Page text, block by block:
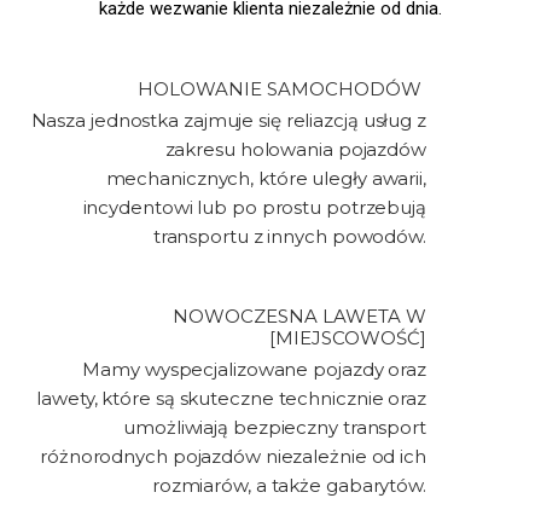
każde wezwanie klienta niezależnie od dnia.
HOLOWANIE SAMOCHODÓW ​
Nasza jednostka zajmuje się reliazcją usług z
zakresu holowania pojazdów
mechanicznych, które uległy awarii,
incydentowi lub po prostu potrzebują
transportu z innych powodów.
NOWOCZESNA LAWETA W
[MIEJSCOWOŚĆ]
Mamy wyspecjalizowane pojazdy oraz
lawety, które są skuteczne technicznie oraz
umożliwiają bezpieczny transport
różnorodnych pojazdów niezależnie od ich
rozmiarów, a także gabarytów.